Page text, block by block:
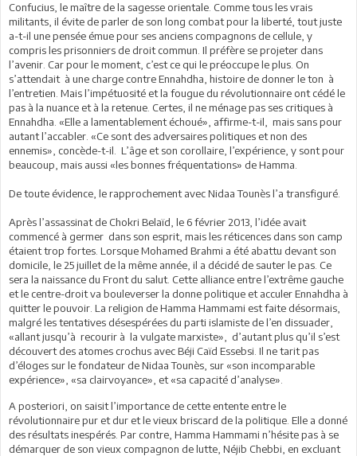
Confucius, le maître de la sagesse orientale. Comme tous les vrais
militants, il évite de parler de son long combat pour la liberté, tout juste
a-t-il une pensée émue pour ses anciens compagnons de cellule, y
compris les prisonniers de droit commun. Il préfère se projeter dans
l’avenir. Car pour le moment, c’est ce qui le préoccupe le plus. On
s’attendait à une charge contre Ennahdha, histoire de donner le ton à
l’entretien. Mais l’impétuosité et la fougue du révolutionnaire ont cédé le
pas à la nuance et à la retenue. Certes, il ne ménage pas ses critiques à
Ennahdha. «Elle a lamentablement échoué», affirme-t-il, mais sans pour
autant l’accabler. «Ce sont des adversaires politiques et non des
ennemis», concède-t-il. L’âge et son corollaire, l’expérience, y sont pour
beaucoup, mais aussi «les bonnes fréquentations» de Hamma.
De toute évidence, le rapprochement avec Nidaa Tounès l’a transfiguré.
Après l’assassinat de Chokri Belaïd, le 6 février 2013, l’idée avait
commencé à germer dans son esprit, mais les réticences dans son camp
étaient trop fortes. Lorsque Mohamed Brahmi a été abattu devant son
domicile, le 25 juillet de la même année, il a décidé de sauter le pas. Ce
sera la naissance du Front du salut. Cette alliance entre l’extrême gauche
et le centre-droit va bouleverser la donne politique et acculer Ennahdha à
quitter le pouvoir. La religion de Hamma Hammami est faite désormais,
malgré les tentatives désespérées du parti islamiste de l’en dissuader,
«allant jusqu’à recourir à la vulgate marxiste», d’autant plus qu’il s’est
découvert des atomes crochus avec Béji Caïd Essebsi. Il ne tarit pas
d’éloges sur le fondateur de Nidaa Tounès, sur «son incomparable
expérience», «sa clairvoyance», et «sa capacité d’analyse».
A posteriori, on saisit l’importance de cette entente entre le
révolutionnaire pur et dur et le vieux briscard de la politique. Elle a donné
des résultats inespérés. Par contre, Hamma Hammami n’hésite pas à se
démarquer de son vieux compagnon de lutte, Néjib Chebbi, en excluant